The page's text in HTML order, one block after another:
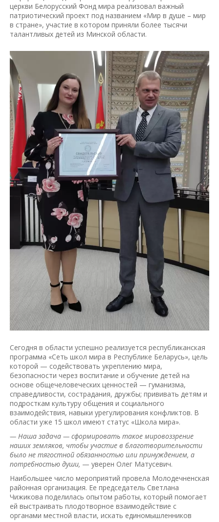
церкви Белорусский Фонд мира реализовал важный
патриотический проект под названием «Мир в душе – мир
в стране», участие в котором приняли более тысячи
талантливых детей из Минской области.
Сегодня в области успешно реализуется республиканская
программа «Сеть школ мира в Республике Беларусь», цель
которой — содействовать укреплению мира,
безопасности через воспитание и обучение детей на
основе общечеловеческих ценностей — гуманизма,
справедливости, сострадания, дружбы; прививать детям и
подросткам культуру общения и социального
взаимодействия, навыки урегулирования конфликтов. В
области уже 15 школ имеют статус «Школа мира».
— Наша задача — сформировать такое мировоззрение
наших земляков, чтобы участие в благотворительности
было не тягостной обязанностью или принуждением, а
потребностью души, — уверен Олег Матусевич.
Наибольшее число мероприятий провела Молодечненская
районная организация. Ее председатель Светлана
Чижикова поделилась опытом работы, который помогает
ей выстраивать плодотворное взаимодействие с
органами местной власти, искать единомышленников